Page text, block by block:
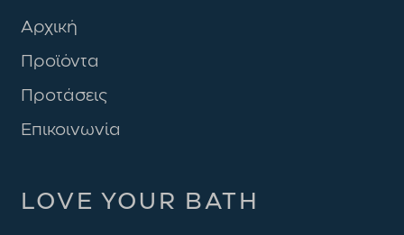
Αρχική
Προϊόντα
Προτάσεις
Επικοινωνία
LOVE YOUR BATH